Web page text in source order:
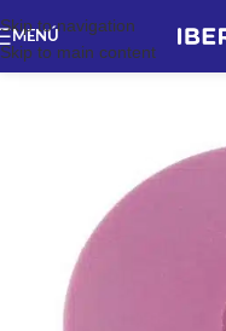
Skip to navigation
Skip to main content
MENÚ